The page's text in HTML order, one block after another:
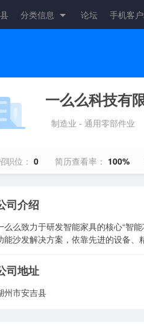
分类信息 论坛 手机客
一么么科技有
制造业 - 通用零部件业
职位： 0 简历查看率： 100%
司介绍
么么致力于研发智能家具的核心“智
司地址
州市安吉县